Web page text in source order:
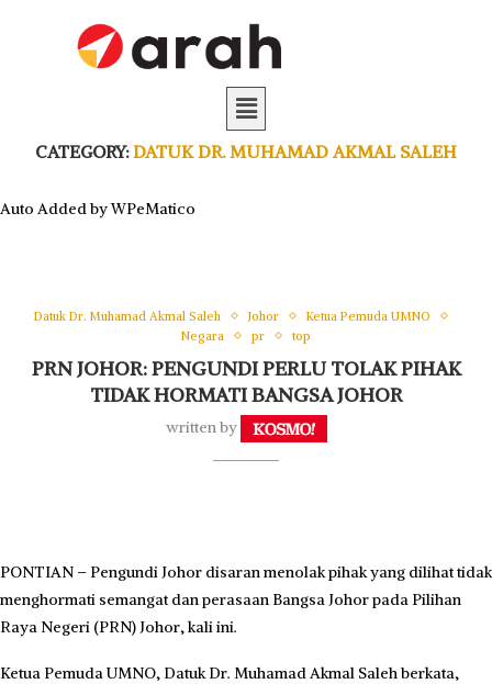
CATEGORY:DATUK DR. MUHAMAD AKMAL SALEH
Auto Added by WPeMatico
Datuk Dr. Muhamad Akmal Saleh Johor
Ketua Pemuda UMNO
Negara
pr top
PRN JOHOR: PENGUNDI PERLU TOLAK PIHAK
TIDAK HORMATI BANGSA JOHOR
written by
PONTIAN – Pengundi Johor disaran menolak pihak yang dilihat tidak
menghormati semangat dan perasaan Bangsa Johor pada Pilihan
Raya Negeri (PRN) Johor, kali ini.
Ketua Pemuda UMNO, Datuk Dr. Muhamad Akmal Saleh berkata,